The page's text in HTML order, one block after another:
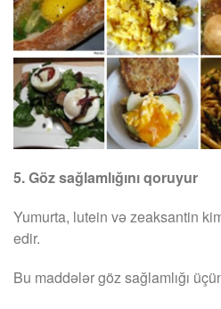
5. Göz sağlamlığını qoruyur
Yumurta, lutein və zeaksantin
edir.
Bu maddələr göz sağlamlığı